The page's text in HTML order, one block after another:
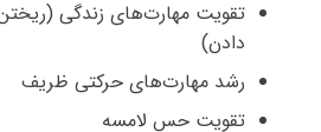
تقویت مهارت‌های زندگی
دادن)
رشد مهارت‌های حرکتی ظریف
تقویت حس لامسه